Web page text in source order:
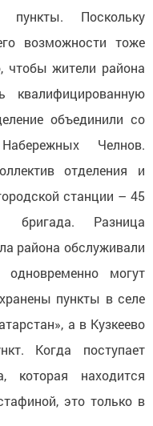
пункты. Поскольку
возможности тоже
чтобы жители района
квалифицированную
объединили со
Челнов.
отделения и
станции – 45
Разница
района обслуживали
могут
пункты в селе
а в Кузкеево
Когда поступает
которая находится
это только в